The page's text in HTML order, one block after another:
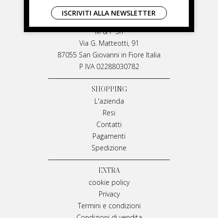
LIVIANA MIRARCHI
M & P Srl
Via G. Matteotti, 91
87055 San Giovanni in Fiore Italia
P IVA 02288030782
SHOPPING
L'azienda
Resi
Contatti
Pagamenti
Spedizione
EXTRA
cookie policy
Privacy
Termini e condizioni
ISCRIVITI ALLA NEWSLETTER